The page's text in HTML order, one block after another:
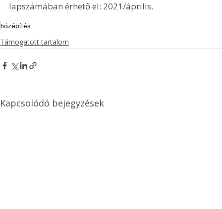
lapszámában érhető el: 2021/április.
házépítés
Támogatott tartalom
Kapcsolódó bejegyzések